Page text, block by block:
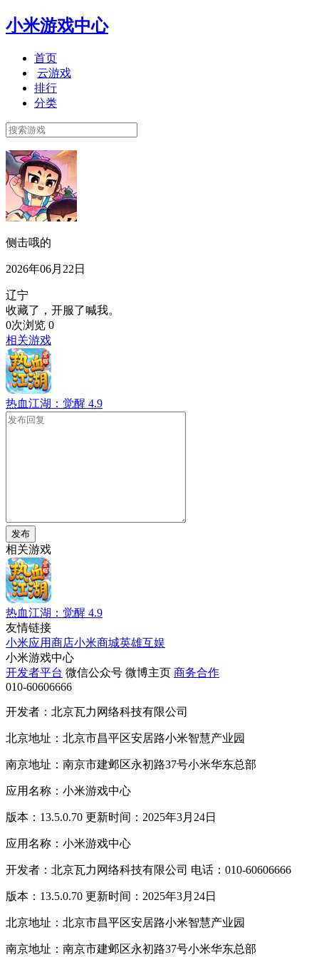
小米游戏中心
首页
云游戏
排行
分类
侧击哦的
2026年06月22日
辽宁
收藏了，开服了喊我。
0次浏览 0
相关游戏
热血江湖：觉醒 4.9
发布
相关游戏
热血江湖：觉醒 4.9
友情链接
小米应用商店小米商城英雄互娱
小米游戏中心
开发者平台 微信公众号 微博主页 商务合作
010-60606666
开发者：北京瓦力网络科技有限公司
北京地址：北京市昌平区安居路小米智慧产业园
南京地址：南京市建邺区永初路37号小米华东总部
应用名称：小米游戏中心
版本：13.5.0.70 更新时间：2025年3月24日
应用名称：小米游戏中心
开发者：北京瓦力网络科技有限公司 电话：010-60606666
版本：13.5.0.70 更新时间：2025年3月24日
北京地址：北京市昌平区安居路小米智慧产业园
南京地址：南京市建邺区永初路37号小米华东总部